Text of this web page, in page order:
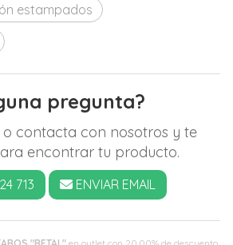
estampados
pregunta?
o contacta con nosotros y te
encontrar tu producto.
713 ENVIAR EMAIL